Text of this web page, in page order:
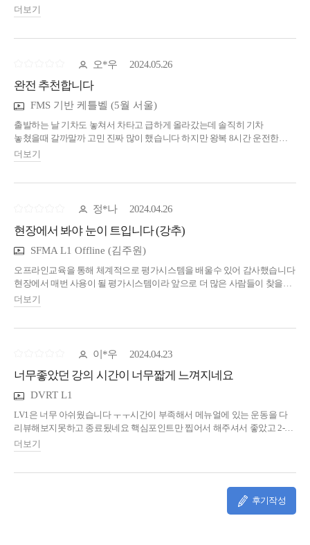
열정적인 강사님의 강의로 많은걸 배우고 많은 문제가 풀려가는
주말이었네요~^^
명확히 알고싶어 SFMA를 유튜브와 블로그로 접해 적용해봤지만, 너무
많은 평가들과 디테일의 부족을 느끼고 2달간의 고민과 결심으로 강의를
있었습니다만, 평소 궁금했던 질문들을 답만 해주시는게 아닌 같이
생각하며, 이해를 시켜주셨습니다. 그리고 질문하지 않아도 강사님의
SFMA실력과 경험으로, 평소 애매하다 생각했던 것 까지 강의에서
풀어주시는 모습에 경외심을 느낀강의였습니다. 황금같은 주말에 왕복
9시간의 거리, 직장에서 연차투쟁을 하여 쟁취해낸 금요일연차로 교육전날
도착해 교육을 들었지만 정말 시간과 교육비 모두 아깝지 않은
강의였습니다. 이런 맥을 짚어주는 강의를 해주신 김주원강사님께 감사의
말씀 올립니다.
더보기
오*우 2024.05.26
완전 추천합니다
FMS 기반 케틀벨 (5월 서울)
출발하는 날 기차도 놓쳐서 차타고 급하게 올라갔는데 솔직히 기차
놓쳤을때 갈까말까 고민 진짜 많이 했습니다 하지만 왕복 8시간 운전한
만큼 현장에서 사용하고 도움이 되는 내용들이 정말 많았어요 고민이였던
회원들에게 바로 적용해 볼 생각입니다 감사합니다
더보기
정*나 2024.04.26
현장에서 봐야 눈이 트입니다 (강추)
SFMA L1 Offline (김주원)
오프라인교육을 통해 체계적으로 평가시스템을 배울수 있어 감사했습니다
현장에서 매번 사용이 될 평가시스템이라 앞으로 더 많은 사람들이 찾을것
같습니다 주원선생님 열정적으로 가르쳐주시고 현장에서 하는 방법들을
직접 보여주셔서 감사합니다 늘 건강하세요
더보기
이*우 2024.04.23
너무좋았던 강의 시간이 너무짧게 느껴지네요
DVRT L1
LV1은 너무 아쉬웠습니다 ㅜㅜ시간이 부족해서 메뉴얼에 있는 운동을 다
리뷰해보지못하고 종료됬네요 핵심포인트만 찝어서 해주셔서 좋았고 2-
3번은 더듣고 이해하려 노력해야될것같습니다! 시간이 너무짧게
느껴졌네요!
더보기
후기작성